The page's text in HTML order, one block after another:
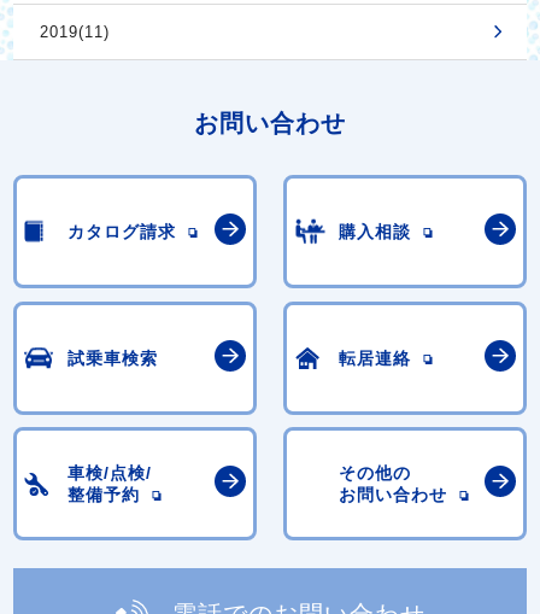
2019(11)
お問い合わせ
カタログ請求 購入相談
試乗車検索 転居連絡
車検/点検/
整備予約
その他の
お問い合わせ